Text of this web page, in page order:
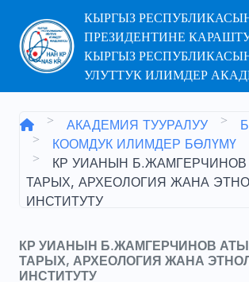
КЫРГЫЗ
ПРЕЗИДЕНТИНЕ
КЫРГЫЗ
УЛУТТУК ИЛИМДЕР
АКАДЕМИЯ ТУУРАЛУУ
КООМДУК ИЛИМДЕР БӨЛҮМҮ
КР УИАНЫН Б.ЖАМГЕРЧИНОВ
ТАРЫХ, АРХЕОЛОГИЯ ЖАНА
ИНСТИТУТУ
КР УИАНЫН Б.ЖАМГЕРЧИНОВ
ТАРЫХ, АРХЕОЛОГИЯ ЖАНА
ИНСТИТУТУ